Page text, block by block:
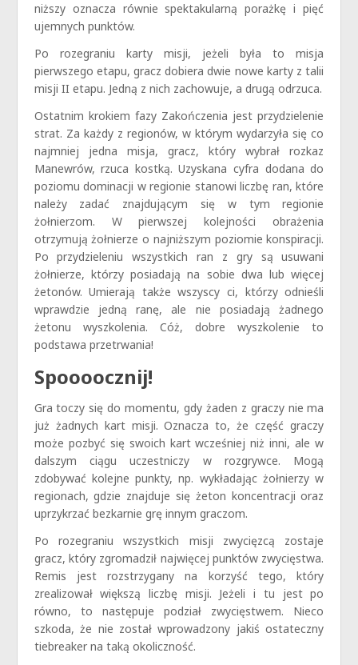
niższy oznacza równie spektakularną porażkę i pięć
ujemnych punktów.
Po rozegraniu karty misji, jeżeli była to misja
pierwszego etapu, gracz dobiera dwie nowe karty z talii
misji II etapu. Jedną z nich zachowuje, a drugą odrzuca.
Ostatnim krokiem fazy Zakończenia jest przydzielenie
strat. Za każdy z regionów, w którym wydarzyła się co
najmniej jedna misja, gracz, który wybrał rozkaz
Manewrów, rzuca kostką. Uzyskana cyfra dodana do
poziomu dominacji w regionie stanowi liczbę ran, które
należy zadać znajdującym się w tym regionie
żołnierzom. W pierwszej kolejności obrażenia
otrzymują żołnierze o najniższym poziomie konspiracji.
Po przydzieleniu wszystkich ran z gry są usuwani
żołnierze, którzy posiadają na sobie dwa lub więcej
żetonów. Umierają także wszyscy ci, którzy odnieśli
wprawdzie jedną ranę, ale nie posiadają żadnego
żetonu wyszkolenia. Cóż, dobre wyszkolenie to
podstawa przetrwania!
Spoooocznij!
Gra toczy się do momentu, gdy żaden z graczy nie ma
już żadnych kart misji. Oznacza to, że część graczy
może pozbyć się swoich kart wcześniej niż inni, ale w
dalszym ciągu uczestniczy w rozgrywce. Mogą
zdobywać kolejne punkty, np. wykładając żołnierzy w
regionach, gdzie znajduje się żeton koncentracji oraz
uprzykrzać bezkarnie grę innym graczom.
Po rozegraniu wszystkich misji zwycięzcą zostaje
gracz, który zgromadził najwięcej punktów zwycięstwa.
Remis jest rozstrzygany na korzyść tego, który
zrealizował większą liczbę misji. Jeżeli i tu jest po
równo, to następuje podział zwycięstwem. Nieco
szkoda, że nie został wprowadzony jakiś ostateczny
tiebreaker na taką okoliczność.